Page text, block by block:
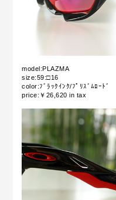
model:PLAZMA
size:59:□16
color:ﾌﾞﾗｯｸｲﾝｸ/ﾌﾟﾘｽﾞﾑﾛｰﾄﾞ
price:￥26,620 in tax